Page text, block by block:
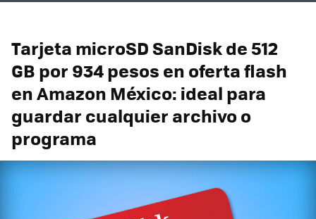
Tarjeta microSD SanDisk de 512
GB por 934 pesos en oferta flash
en Amazon México: ideal para
guardar cualquier archivo o
programa